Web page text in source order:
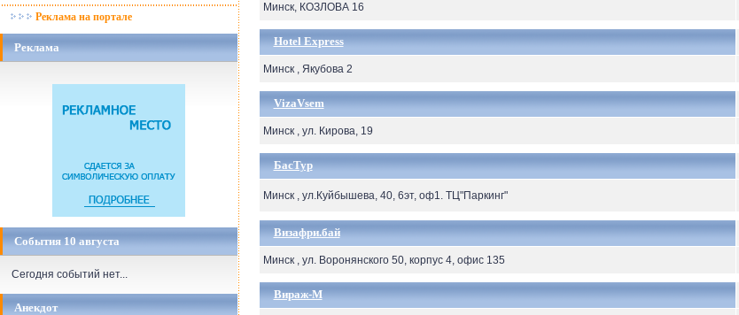
Реклама на портале
Реклама
События 10 августа
Сегодня событий нет...
Анекдот
Минск, КОЗЛОВА 16
Hotel Express
Минск , Якубова 2
VizaVsem
Минск , ул. Кирова, 19
БасТур
Минск , ул.Куйбышева, 40, 6эт, оф1. ТЦ"Паркинг"
Визафри.бай
Минск , ул. Воронянского 50, корпус 4, офис 135
Вираж-М